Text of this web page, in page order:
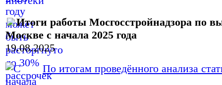
Итоги работы Мосгосстройнадзора по
Москве с начала 2025 года
19.08.2025
По итогам проведённого анализа